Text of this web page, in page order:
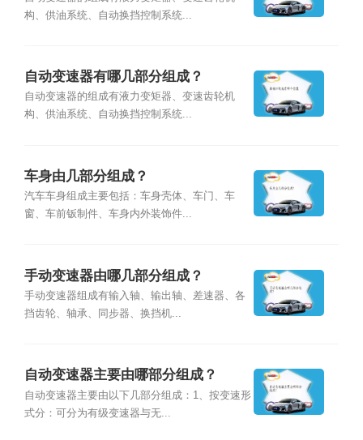
构、供油系统、自动换挡控制系统...
自动变速器有哪几部分组成？
自动变速器的组成有液力变矩器、变速齿轮机
构、供油系统、自动换挡控制系统...
车身由几部分组成？
汽车车身组成主要包括：车身壳体、车门、车
窗、车前钣制件、车身内外装饰件...
手动变速器由哪几部分组成？
手动变速器组成有输入轴、输出轴、差速器、各
挡齿轮、轴承、同步器、换挡机...
自动变速器主要由哪部分组成？
自动变速器主要由以下几部分组成：1、按变速形
式分：可分为有级变速器与无...